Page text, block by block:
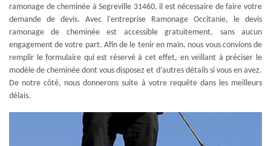
ramonage de cheminée à Segreville 31460, il est nécessaire de faire votre
demande de devis. Avec l’entreprise Ramonage Occitanie, le devis
ramonage de cheminée est accessible gratuitement, sans aucun
engagement de votre part. Afin de le tenir en main, nous vous convions de
remplir le formulaire qui est réservé à cet effet, en veillant à préciser le
modèle de cheminée dont vous disposez et d’autres détails si vous en avez.
De notre côté, nous donnerons suite à votre requête dans les meilleurs
délais.